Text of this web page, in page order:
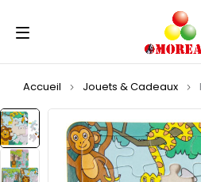
Accueil Jouets & Cadeaux